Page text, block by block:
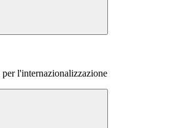
per l'internazionalizzazione